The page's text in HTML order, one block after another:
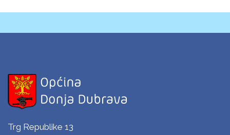
Trg Republike 13